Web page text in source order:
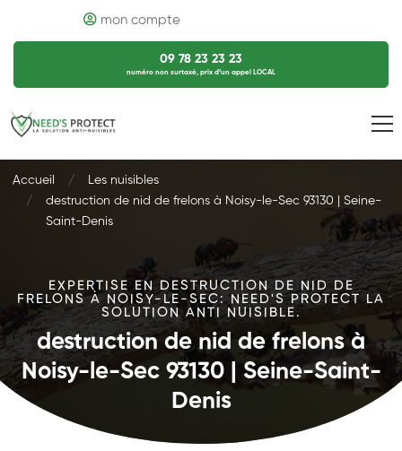
mon compte
09 78 23 23 23
numéro non surtaxé, prix d’un appel LOCAL
Accueil
Les nuisibles
destruction de nid de frelons à Noisy-le-Sec 93130 | Seine-
Saint-Denis
EXPERTISE EN DESTRUCTION DE NID DE
FRELONS À NOISY-LE-SEC: NEED'S PROTECT LA
SOLUTION ANTI NUISIBLE.
destruction de nid de frelons à
Noisy-le-Sec 93130 | Seine-Saint-
Denis